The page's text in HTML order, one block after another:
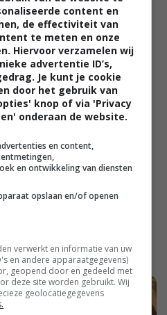
mijn grootste hobby’s.
had ik er minder tijd
heb ik het lezen weer
maakt mij gelukkig met
content en
de effectiviteit van
te meten en onze
Hiervoor verzamelen wij
advertentie ID’s,
Je kunt je cookie
door het gebruik van
knop of via 'Privacy
onderaan de website.
en content,
en ontwikkeling van diensten
opslaan en/of openen
verwerkt en informatie van uw
en andere apparaatgegevens)
geopend door en gedeeld met
deze site worden gebruikt. Wij
geolocatiegegevens